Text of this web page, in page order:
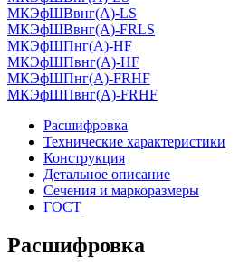
МКЭфШВвнг(А)-LS
МКЭфШВвнг(А)-FRLS
МКЭфШПнг(А)-HF
МКЭфШПвнг(А)-HF
МКЭфШПнг(А)-FRHF
МКЭфШПвнг(А)-FRHF
Расшифровка
Технические характеристики
Конструкция
Детальное описание
Сечения и маркоразмеры
ГОСТ
Расшифровка